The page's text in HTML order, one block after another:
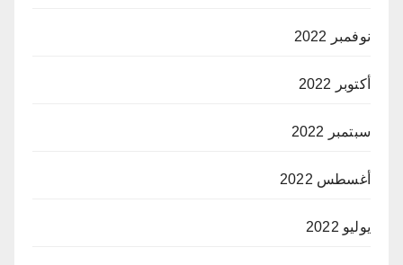
نوفمبر 2022
أكتوبر 2022
سبتمبر 2022
أغسطس 2022
يوليو 2022